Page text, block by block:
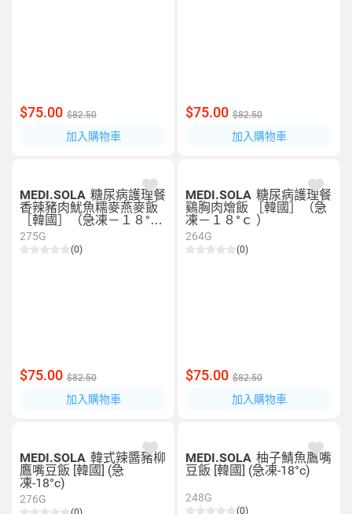
$75.00 $82.50
加入購物車
$75.00 $82.50
加入購物車
MEDI.SOLA 糖尿病護理餐
香辣豬肉魷魚糯麥燕麥飯
［韓國］（急凍－１８°ｃ
）
275G
(0)
$75.00 $82.50
加入購物車
MEDI.SOLA 糖尿病護理餐
鷄胸肉燴飯 ［韓國］（急
凍－１８°ｃ ）
264G
(0)
$75.00 $82.50
加入購物車
MEDI.SOLA 韓式辣醬豬柳
鷹嘴豆飯 [韓國] (急
凍-18°c)
276G
MEDI.SOLA 柚子鯖魚鷹嘴
豆飯 [韓國] (急凍-18°c)
248G
(0)